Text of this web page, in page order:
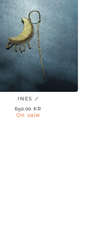
INÉS /
650,00 KR
On sale